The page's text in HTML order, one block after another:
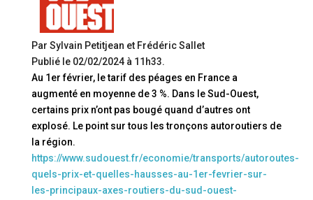
Par Sylvain Petitjean et Frédéric Sallet
Publié le 02/02/2024 à 11h33.
Au 1er février, le tarif des péages en France a
augmenté en moyenne de 3 %. Dans le Sud-Ouest,
certains prix n’ont pas bougé quand d’autres ont
explosé. Le point sur tous les tronçons autoroutiers de
la région.
https://www.sudouest.fr/economie/transports/autoroutes-
quels-prix-et-quelles-hausses-au-1er-fevrier-sur-
les-principaux-axes-routiers-du-sud-ouest-